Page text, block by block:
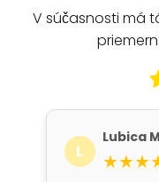
V súčasnosti má
L
Lubica